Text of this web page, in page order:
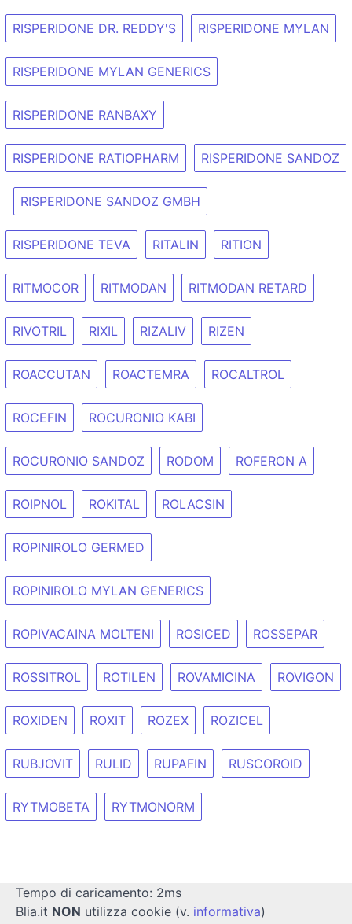
RISPERIDONE DR. REDDY'S RISPERIDONE MYLAN
RISPERIDONE MYLAN GENERICS
RISPERIDONE RANBAXY
RISPERIDONE RATIOPHARM RISPERIDONE SANDOZ
RISPERIDONE SANDOZ GMBH
RISPERIDONE TEVA RITALIN RITION
RITMOCOR RITMODAN RITMODAN RETARD
RIVOTRIL RIXIL RIZALIV RIZEN
ROACCUTAN ROACTEMRA ROCALTROL
ROCEFIN ROCURONIO KABI
ROCURONIO SANDOZ RODOM ROFERON A
ROIPNOL ROKITAL ROLACSIN
ROPINIROLO GERMED
ROPINIROLO MYLAN GENERICS
ROPIVACAINA MOLTENI ROSICED ROSSEPAR
ROSSITROL ROTILEN ROVAMICINA ROVIGON
ROXIDEN ROXIT ROZEX ROZICEL
RUBJOVIT RULID RUPAFIN RUSCOROID
RYTMOBETA RYTMONORM
Tempo di caricamento: 2ms
Blia.it NON utilizza cookie (v. informativa)